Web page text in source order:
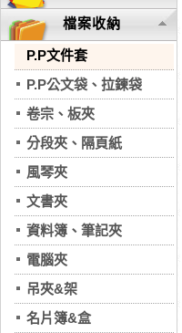
檔案收納
P.P文件套
P.P公文袋、拉鍊袋
卷宗、板夾
分段夾、隔頁紙
風琴夾
文書夾
資料簿、筆記夾
電腦夾
吊夾&架
名片簿&盒